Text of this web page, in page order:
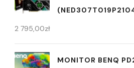
2 795,00zł
MONITOR BENQ